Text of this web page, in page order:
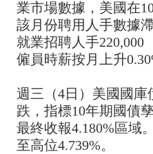
業市場數據，美國在
該月份聘用人手數據
就業招聘人手220,000
僱員時薪按月上升
週三（4日）美國國
跌，指標10年期國債
最終收報4.180%區域
至高位4.739%。